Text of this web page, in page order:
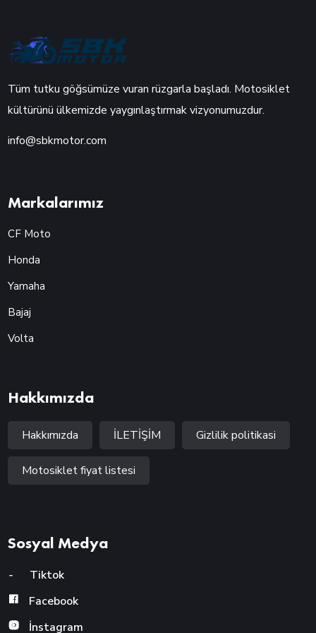
Tüm tutku göğsümüze vuran rüzgarla başladı. Motosiklet
kültürünü ülkemizde yaygınlaştırmak vizyonumuzdur.
info@sbkmotor.com
Markalarımız
CF Moto
Honda
Yamaha
Bajaj
Volta
Hakkımızda
Hakkımızda İLETİŞİM Gizlilik politikasi
Motosiklet fiyat listesi
Sosyal Medya
-
Tiktok
Facebook
İnstagram